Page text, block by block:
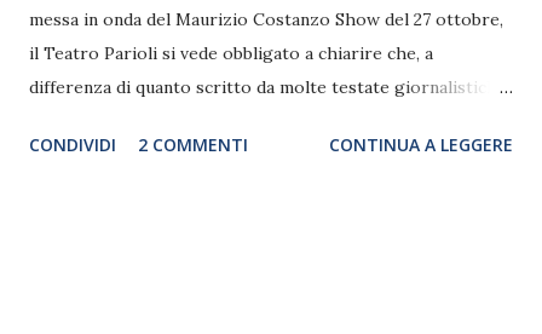
messa in onda del Maurizio Costanzo Show del 27 ottobre,
il Teatro Parioli si vede obbligato a chiarire che, a
differenza di quanto scritto da molte testate giornalistiche,
sono state effettuate presso gli spazi del Parioli.
CONDIVIDI 2 COMMENTI CONTINUA A LEGGERE